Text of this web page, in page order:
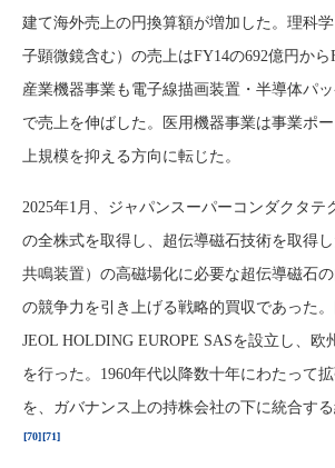
建て海外売上の円換算額が増加した。理科
子顕微鏡含む）の売上はFY14の692億円から
産業機器事業も電子線描画装置・半導体パ
で売上を伸ばした。医用機器事業は事業ポ
上規模を抑える方向に転じた。
2025年1月、ジャパンスーパーコンダクタテ
の全株式を取得し、超伝導磁石技術を取得
共鳴装置）の高磁場化に必要な超伝導磁石
の競争力を引き上げる戦略的買収であった
JEOL HOLDING EUROPE SASを設立し、欧
を行った。1960年代以降数十年にわたって
を、ガバナンス上の持株会社の下に統合する
[70][71]